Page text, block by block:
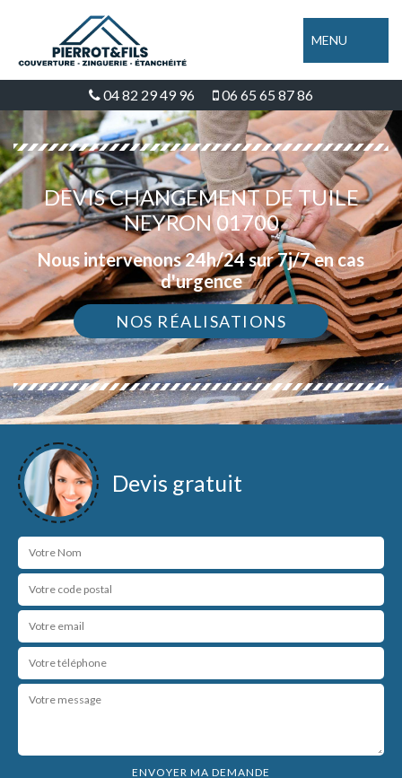
MENU
04 82 29 49 96 06 65 65 87 86
DEVIS CHANGEMENT DE TUILE
NEYRON 01700
Nous intervenons 24h/24 sur 7j/7 en cas
d'urgence
NOS RÉALISATIONS
Devis gratuit